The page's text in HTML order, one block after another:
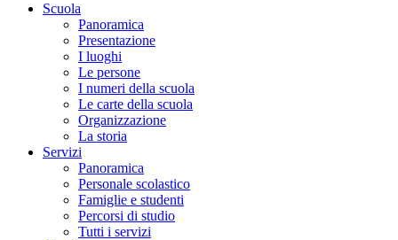
Scuola
Panoramica
Presentazione
I luoghi
Le persone
I numeri della scuola
Le carte della scuola
Organizzazione
La storia
Servizi
Panoramica
Personale scolastico
Famiglie e studenti
Percorsi di studio
Tutti i servizi